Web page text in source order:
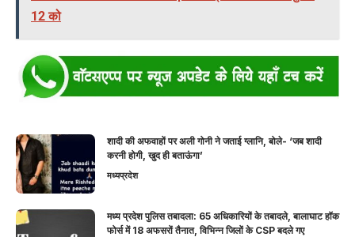
12 को
शादी की अफवाहों पर अली गोनी ने जताई ग्लानि, बोले- ‘जब शादी
करनी होगी, खुद ही बताऊंगा’
मध्यप्रदेश
मध्य प्रदेश पुलिस तबादला: 65 अधिकारियों के तबादले, बालाघाट हॉक
फोर्स में 18 अफसरों तैनात, विभिन्न जिलों के CSP बदले गए